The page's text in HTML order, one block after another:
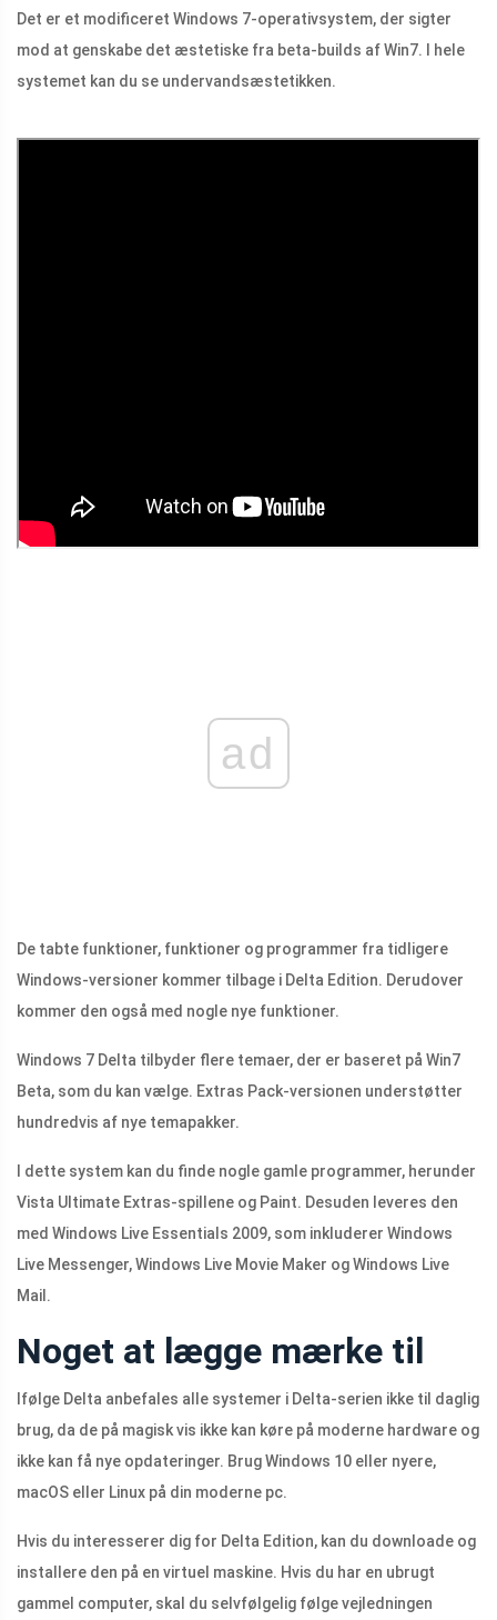
Det er et modificeret Windows 7-operativsystem, der sigter
mod at genskabe det æstetiske fra beta-builds af Win7. I hele
systemet kan du se undervandsæstetikken.
ad
De tabte funktioner, funktioner og programmer fra tidligere
Windows-versioner kommer tilbage i Delta Edition. Derudover
kommer den også med nogle nye funktioner.
Windows 7 Delta tilbyder flere temaer, der er baseret på Win7
Beta, som du kan vælge. Extras Pack-versionen understøtter
hundredvis af nye temapakker.
I dette system kan du finde nogle gamle programmer, herunder
Vista Ultimate Extras-spillene og Paint. Desuden leveres den
med Windows Live Essentials 2009, som inkluderer Windows
Live Messenger, Windows Live Movie Maker og Windows Live
Mail.
Noget at lægge mærke til
Ifølge Delta anbefales alle systemer i Delta-serien ikke til daglig
brug, da de på magisk vis ikke kan køre på moderne hardware og
ikke kan få nye opdateringer. Brug Windows 10 eller nyere,
macOS eller Linux på din moderne pc.
Hvis du interesserer dig for Delta Edition, kan du downloade og
installere den på en virtuel maskine. Hvis du har en ubrugt
gammel computer, skal du selvfølgelig følge vejledningen